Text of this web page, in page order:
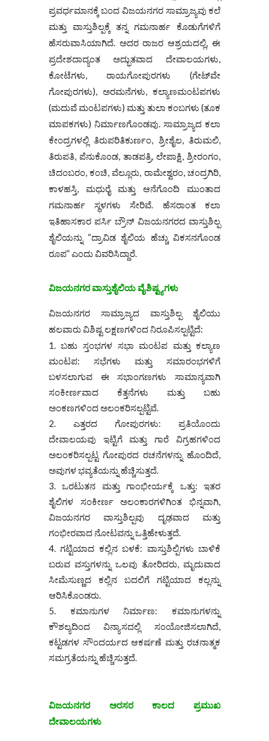
ಪ್ರವರ್ಧಮಾನಕ್ಕೆ ಬಂದ ವಿಜಯನಗರ ಸಾಮ್ರಾಜ್ಯವು ಕಲೆ
ಮತ್ತು ವಾಸ್ತುಶಿಲ್ಪಕ್ಕೆ ತನ್ನ ಗಮನಾರ್ಹ ಕೊಡುಗೆಗಳಿಗೆ
ಹೆಸರುವಾಸಿಯಾಗಿದೆ. ಅದರ ರಾಜರ ಆಶ್ರಯದಲ್ಲಿ, ಈ
ಪ್ರದೇಶದಾದ್ಯಂತ ಅದ್ಭುತವಾದ ದೇವಾಲಯಗಳು,
ಕೋಟೆಗಳು, ರಾಯಗೋಪುರಗಳು (ಗೇಟ್‌ವೇ
ಗೋಪುರಗಳು), ಅರಮನೆಗಳು, ಕಲ್ಯಾಣಮಂಟಪಗಳು
(ಮದುವೆ ಮಂಟಪಗಳು) ಮತ್ತು ತುಲಾ ಕಂಬಗಳು (ತೂಕ
ಮಾಪಕಗಳು) ನಿರ್ಮಾಣಗೊಂಡವು. ಸಾಮ್ರಾಜ್ಯದ ಕಲಾ
ಕೇಂದ್ರಗಳಲ್ಲಿ ತಿರುಪರಿತಿಕುರ್ಣಂ, ಶ್ರೀಶೈಲ, ತಿರುಮಲಿ,
ತಿರುಪತಿ, ಪೆನುಕೊಂಡ, ತಾಡಪತ್ರಿ, ಲೇಪಾಕ್ಷಿ, ಶ್ರೀರಂಗಂ,
ಚಿದಂಬರಂ, ಕಂಚಿ, ವೆಲ್ಲೂರು, ರಾಮೇಶ್ವರಂ, ಚಂದ್ರಗಿರಿ,
ಕಾಳಹಸ್ತಿ, ಮಧುರೈ ಮತ್ತು ಆನೆಗೊಂದಿ ಮುಂತಾದ
ಗಮನಾರ್ಹ ಸ್ಥಳಗಳು ಸೇರಿವೆ. ಹೆಸರಾಂತ ಕಲಾ
ಇತಿಹಾಸಕಾರ ಪರ್ಸಿ ಬ್ರೌನ್ ವಿಜಯನಗರದ ವಾಸ್ತುಶಿಲ್ಪ
ಶೈಲಿಯನ್ನು “ದ್ರಾವಿಡ ಶೈಲಿಯ ಹೆಚ್ಚು ವಿಕಸನಗೊಂಡ
ರೂಪ” ಎಂದು ವಿವರಿಸಿದ್ದಾರೆ.
ವಿಜಯನಗರ ವಾಸ್ತುಶೈಲಿಯ ವೈಶಿಷ್ಟ್ಯಗಳು
ವಿಜಯನಗರ ಸಾಮ್ರಾಜ್ಯದ ವಾಸ್ತುಶಿಲ್ಪ ಶೈಲಿಯು
ಹಲವಾರು ವಿಶಿಷ್ಟ ಲಕ್ಷಣಗಳಿಂದ ನಿರೂಪಿಸಲ್ಪಟ್ಟಿದೆ:
ಬಹು ಸ್ತಂಭಗಳ ಸಭಾ ಮಂಟಪ ಮತ್ತು ಕಲ್ಯಾಣ
ಮಂಟಪ: ಸಭೆಗಳು ಮತ್ತು ಸಮಾರಂಭಗಳಿಗೆ
ಬಳಸಲಾಗುವ ಈ ಸಭಾಂಗಣಗಳು ಸಾಮಾನ್ಯವಾಗಿ
ಸಂಕೀರ್ಣವಾದ ಕೆತ್ತನೆಗಳು ಮತ್ತು ಬಹು
ಅಂಕಣಗಳಿಂದ ಅಲಂಕರಿಸಲ್ಪಟ್ಟಿವೆ.
ಎತ್ತರದ ಗೋಪುರಗಳು: ಪ್ರತಿಯೊಂದು
ದೇವಾಲಯವು ಇಟ್ಟಿಗೆ ಮತ್ತು ಗಾರೆ ವಿಗ್ರಹಗಳಿಂದ
ಅಲಂಕರಿಸಲ್ಪಟ್ಟ ಗೋಪುರದ ರಚನೆಗಳನ್ನು ಹೊಂದಿದೆ,
ಅವುಗಳ ಭವ್ಯತೆಯನ್ನು ಹೆಚ್ಚಿಸುತ್ತದೆ.
ಒರಟುತನ ಮತ್ತು ಗಾಂಭೀರ್ಯಕ್ಕೆ ಒತ್ತು: ಇತರ
ಶೈಲಿಗಳ ಸಂಕೀರ್ಣ ಅಲಂಕಾರಗಳಿಗಿಂತ ಭಿನ್ನವಾಗಿ,
ವಿಜಯನಗರ ವಾಸ್ತುಶಿಲ್ಪವು ದೃಢವಾದ ಮತ್ತು
ಗಂಭೀರವಾದ ನೋಟವನ್ನು ಒತ್ತಿಹೇಳುತ್ತದೆ.
ಗಟ್ಟಿಯಾದ ಕಲ್ಲಿನ ಬಳಕೆ: ವಾಸ್ತುಶಿಲ್ಪಿಗಳು ಬಾಳಿಕೆ
ಬರುವ ವಸ್ತುಗಳನ್ನು ಒಲವು ತೋರಿದರು, ಮೃದುವಾದ
ಸೀಮೆಸುಣ್ಣದ ಕಲ್ಲಿನ ಬದಲಿಗೆ ಗಟ್ಟಿಯಾದ ಕಲ್ಲನ್ನು
ಆರಿಸಿಕೊಂಡರು.
ಕಮಾನುಗಳ ನಿರ್ಮಾಣ: ಕಮಾನುಗಳನ್ನು
ಕೌಶಲ್ಯದಿಂದ ವಿನ್ಯಾಸದಲ್ಲಿ ಸಂಯೋಜಿಸಲಾಗಿದೆ,
ಕಟ್ಟಡಗಳ ಸೌಂದರ್ಯದ ಆಕರ್ಷಣೆ ಮತ್ತು ರಚನಾತ್ಮಕ
ಸಮಗ್ರತೆಯನ್ನು ಹೆಚ್ಚಿಸುತ್ತದೆ.
ವಿಜಯನಗರ ಅರಸರ ಕಾಲದ ಪ್ರಮುಖ
ದೇವಾಲಯಗಳು